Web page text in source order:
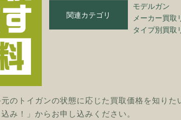
関連カテゴリ
モデルガン
メーカー買取
タイプ別買取
のトイガンの状態に応じた買取価格を知り
み！」からお申し込みください。